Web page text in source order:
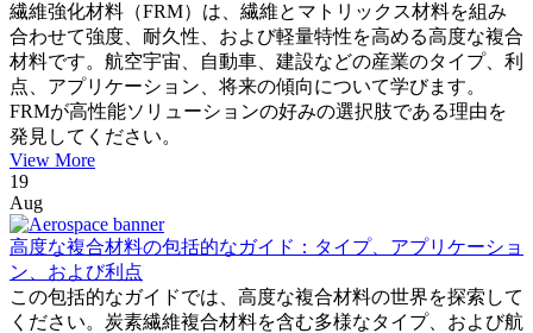
繊維強化材料（FRM）は、繊維とマトリックス材料を組み
合わせて強度、耐久性、および軽量特性を高める高度な複合
材料です。航空宇宙、自動車、建設などの産業のタイプ、利
点、アプリケーション、将来の傾向について学びます。
FRMが高性能ソリューションの好みの選択肢である理由を
発見してください。
View More
19
Aug
高度な複合材料の包括的なガイド：タイプ、アプリケーショ
ン、および利点
この包括的なガイドでは、高度な複合材料の世界を探索して
ください。炭素繊維複合材料を含む多様なタイプ、および航